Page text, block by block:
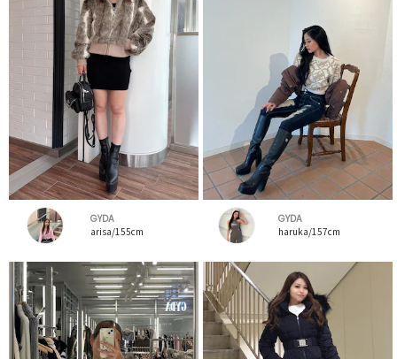
GYDA
arisa/155cm
GYDA
haruka/157cm